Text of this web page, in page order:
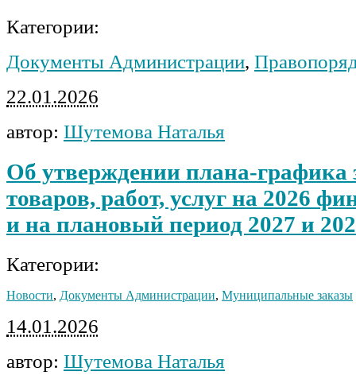
Категории:
Документы Администрации,
22.01.2026
автор: Шутемова Наталья
Об утверждении плана-графика
товаров, работ, услуг на 2026
и на плановый период 2027 и
Категории:
Новости, Документы Администрации, Муниципальные заказы
14.01.2026
автор: Шутемова Наталья